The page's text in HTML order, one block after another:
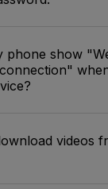
phone show
videos